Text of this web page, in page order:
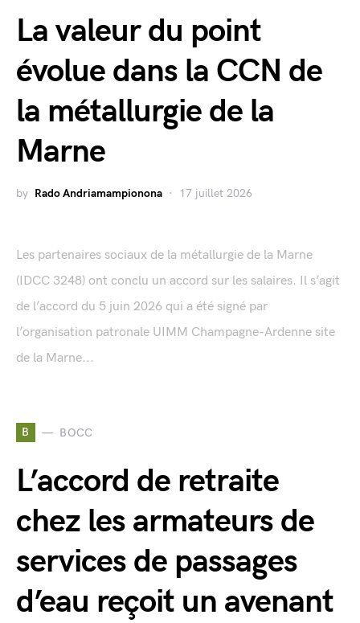
La valeur du point
évolue dans la CCN de
la métallurgie de la
Marne
by Rado Andriamampionona 17 juillet 2026
Les partenaires sociaux de la métallurgie de la Marne
(IDCC 3248) ont conclu un accord sur les salaires. Il s’agit
de l’accord du 5 juin 2026 qui a été signé par
l’organisation patronale UIMM Champagne-Ardenne site
de la Marne...
B BOCC
L’accord de retraite
chez les armateurs de
services de passages
d’eau reçoit un avenant